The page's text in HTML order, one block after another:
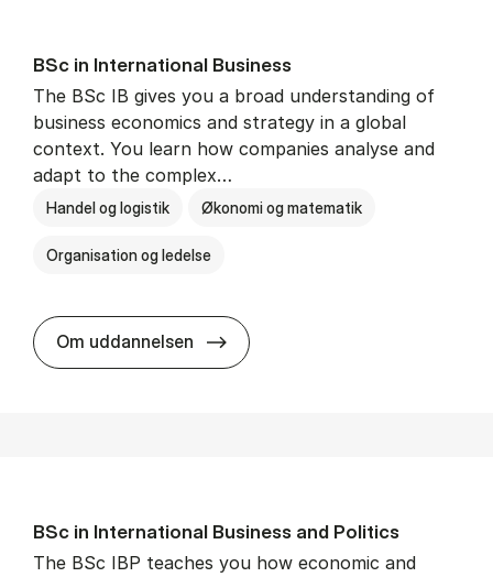
BSc in In­ter­na­tion­al Busi­ness
The BSc IB gives you a broad understanding of
business economics and strategy in a global
context. You learn how companies analyse and
adapt to the complex…
Handel og logistik Økonomi og matematik
Organisation og ledelse
Om uddannelsen BSc in In­ter­na­tion­al Busi­ness
BSc in In­ter­na­tion­al Busi­ness and Polit­ics
The BSc IBP teaches you how economic and